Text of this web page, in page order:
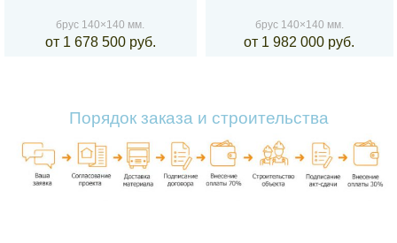
брус 140×140 мм.
от 1 678 500 руб.
брус 140×140 мм.
от 1 982 000 руб.
Порядок заказа и строительства